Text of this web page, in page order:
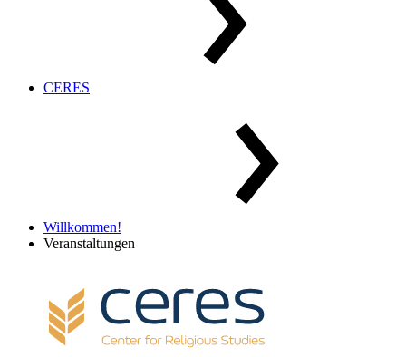
CERES
Willkommen!
Veranstaltungen